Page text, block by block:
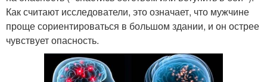
Как считают исследователи, это означает, что мужчине
проще сориентироваться в большом здании, и он острее
чувствует опасность.